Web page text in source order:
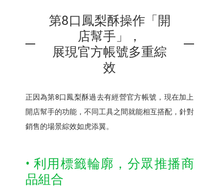
第8口鳳梨酥操作「開
店幫手」，
展現官方帳號多重綜
效
正因為第8口鳳梨酥過去有經營官方帳號，現在加上
開店幫手的功能，不同工具之間就能相互搭配，針對
銷售的場景綜效如虎添翼。
• 利用標籤輪廓，分眾推播商
品組合